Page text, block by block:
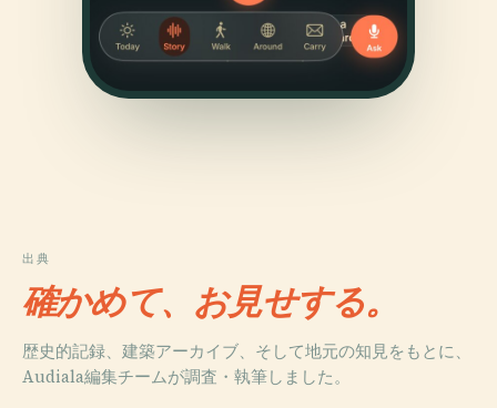
出典
確かめて、お見せする。
歴史的記録、建築アーカイブ、そして地元の知見をもとに、
Audiala編集チームが調査・執筆しました。